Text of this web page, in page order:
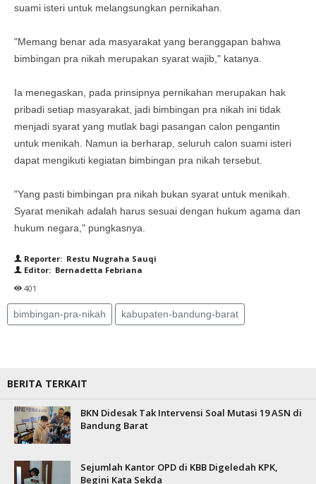
suami isteri untuk melangsungkan pernikahan.
"Memang benar ada masyarakat yang beranggapan bahwa
bimbingan pra nikah merupakan syarat wajib," katanya.
Ia menegaskan, pada prinsipnya pernikahan merupakan hak
pribadi setiap masyarakat, jadi bimbingan pra nikah ini tidak
menjadi syarat yang mutlak bagi pasangan calon pengantin
untuk menikah. Namun ia berharap, seluruh calon suami isteri
dapat mengikuti kegiatan bimbingan pra nikah tersebut.
"Yang pasti bimbingan pra nikah bukan syarat untuk menikah.
Syarat menikah adalah harus sesuai dengan hukum agama dan
hukum negara," pungkasnya.
Reporter: Restu Nugraha Sauqi
Editor: Bernadetta Febriana
401
bimbingan-pra-nikah kabupaten-bandung-barat
BERITA TERKAIT
BKN Didesak Tak Intervensi Soal Mutasi 19 ASN di
Bandung Barat
Sejumlah Kantor OPD di KBB Digeledah KPK,
Begini Kata Sekda